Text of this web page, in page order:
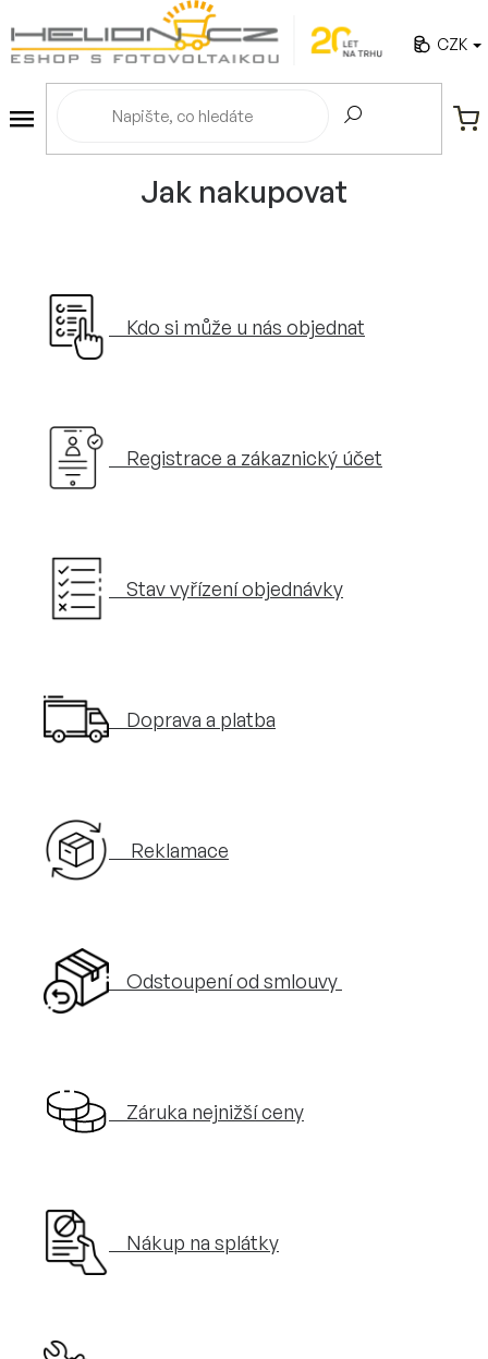
na
obsah
CZK
Jak nakupovat
Kdo si může u nás objednat
Registrace a zákaznický účet
Stav vyřízení objednávky
Doprava a platba
Reklamace
Odstoupení od smlouvy
Záruka nejnižší ceny
Nákup na splátky